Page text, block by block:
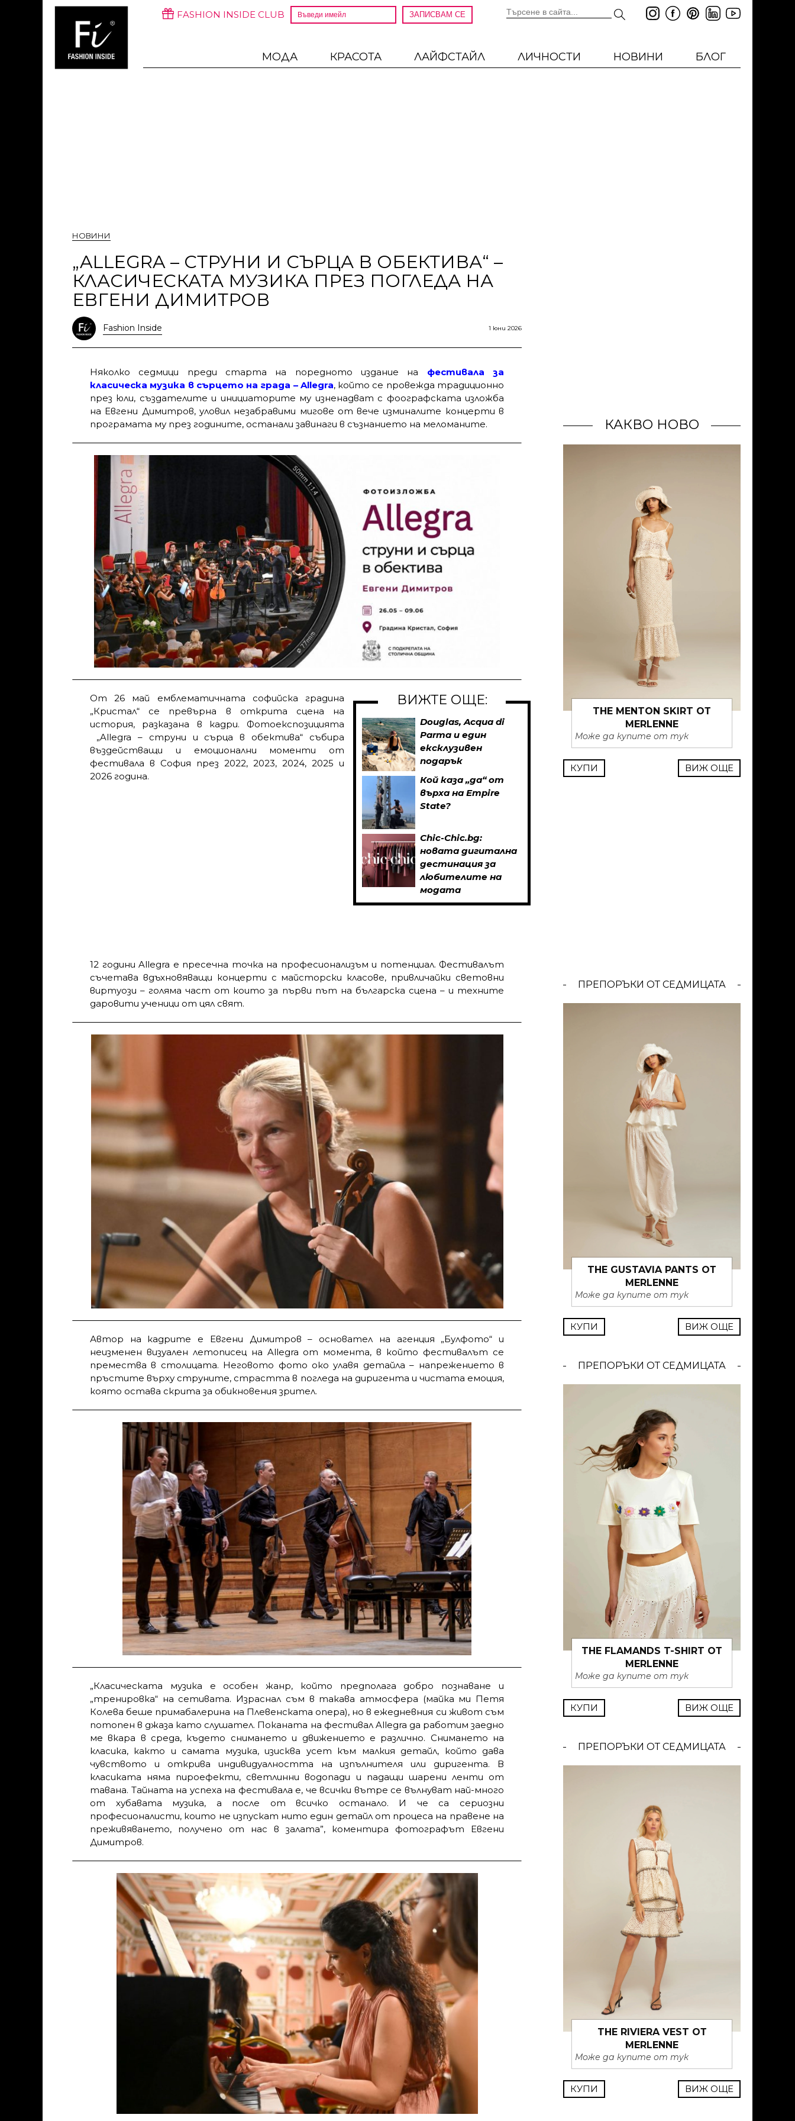
FASHION INSIDE CLUB
МОДА КРАСОТА ЛАЙФСТАЙЛ ЛИЧНОСТИ НОВИНИ БЛОГ
НОВИНИ
„ALLEGRA – СТРУНИ И СЪРЦА В ОБЕКТИВА“ –
КЛАСИЧЕСКАТА МУЗИКА ПРЕЗ ПОГЛЕДА НА
ЕВГЕНИ ДИМИТРОВ
Fashion Inside 1 юни 2026
Няколко седмици преди старта на поредното издание на фестивала за
класическа музика в сърцето на града – Allegra, който се провежда традиционно
през юли, създателите и инициаторите му изненадват с фоографската изложба
на Евгени Димитров, уловил незабравими мигове от вече изминалите концерти в
програмата му през годините, останали завинаги в съзнанието на меломаните.
ВИЖТЕ ОЩЕ:
Douglas, Acqua di
Parma и един
ексклузивен
подарък
Кой каза „да“ от
върха на Empire
State?
Chic-Chic.bg:
новата дигитална
дестинация за
любителите на
модата
От 26 май емблематичната софийска градина
„Кристал“ се превърна в открита сцена на
история, разказана в кадри. Фотоекспозицията
„Allegra – струни и сърца в обектива“ събира
въздействащи и емоционални моменти от
фестивала в София през 2022, 2023, 2024, 2025 и
2026 година.
12 години Allegra е пресечна точка на професионализъм и потенциал. Фестивалът
съчетава вдъхновяващи концерти с майсторски класове, привличайки световни
виртуози – голяма част от които за първи път на българска сцена – и техните
даровити ученици от цял свят.
Автор на кадрите е Евгени Димитров – основател на агенция „Булфото“ и
неизменен визуален летописец на Allegra от момента, в който фестивалът се
премества в столицата. Неговото фото око улавя детайла – напрежението в
пръстите върху струните, страстта в погледа на диригента и чистата емоция,
която остава скрита за обикновения зрител.
„Класическата музика е особен жанр, който предполага добро познаване и
„тренировка“ на сетивата. Израснал съм в такава атмосфера (майка ми Петя
Колева беше примабалерина на Плевенската опера), но в ежедневния си живот съм
потопен в джаза като слушател. Поканата на фестивал Allegra да работим заедно
ме вкара в среда, където снимането и движението е различно. Снимането на
класика, както и самата музика, изисква усет към малкия детайл, който дава
чувството и открива индивидуалността на изпълнителя или диригента. В
класиката няма пироефекти, светлинни водопади и падащи шарени ленти от
тавана. Тайната на успеха на фестивала е, че всички вътре се вълнуват най-много
от хубавата музика, а после от всичко останало. И че са сериозни
професионалисти, които не изпускат нито един детайл от процеса на правене на
преживяването, получено от нас в залата”, коментира фотографът Евгени
Димитров.
КАКВО НОВО
THE MENTON SKIRT ОТ
MERLENNE
Може да купите от тук
КУПИ ВИЖ ОЩЕ
ПРЕПОРЪКИ ОТ СЕДМИЦАТА
THE GUSTAVIA PANTS ОТ
MERLENNE
Може да купите от тук
КУПИ ВИЖ ОЩЕ
ПРЕПОРЪКИ ОТ СЕДМИЦАТА
THE FLAMANDS T-SHIRT ОТ
MERLENNE
Може да купите от тук
КУПИ ВИЖ ОЩЕ
ПРЕПОРЪКИ ОТ СЕДМИЦАТА
THE RIVIERA VEST ОТ
MERLENNE
Може да купите от тук
КУПИ ВИЖ ОЩЕ